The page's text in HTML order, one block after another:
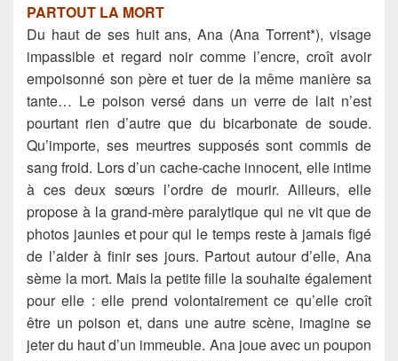
PARTOUT LA MORT
Du haut de ses huit ans, Ana (Ana Torrent*), visage
impassible et regard noir comme l’encre, croît avoir
empoisonné son père et tuer de la même manière sa
tante… Le poison versé dans un verre de lait n’est
pourtant rien d’autre que du bicarbonate de soude.
Qu’importe, ses meurtres supposés sont commis de
sang froid. Lors d’un cache-cache innocent, elle intime
à ces deux sœurs l’ordre de mourir. Ailleurs, elle
propose à la grand-mère paralytique qui ne vit que de
photos jaunies et pour qui le temps reste à jamais figé
de l’aider à finir ses jours. Partout autour d’elle, Ana
sème la mort. Mais la petite fille la souhaite également
pour elle : elle prend volontairement ce qu’elle croît
être un poison et, dans une autre scène, imagine se
jeter du haut d’un immeuble. Ana joue avec un poupon